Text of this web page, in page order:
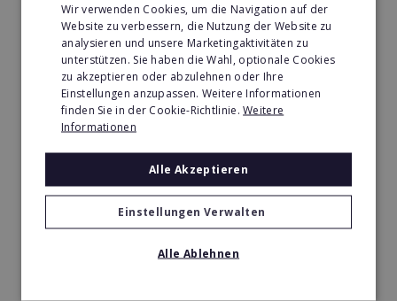
Tier- & Zoobedarf Franchise in Argentinien
Immobilien Franchise in Argentinien
Kinder & Erziehung Franchise in Argentinien
Kosmetik Franchise in Argentinien
Lebensmittel Franchise in Argentinien
Medien & Werbung Franchise in Argentinien
Möbel & Einrichtung Franchise in Argentinien
Nachhilfe & Weiterbildung Franchise in Argentinien
Wir verwenden Cookies, um die Navigation auf der
Website zu verbessern, die Nutzung der Website zu
analysieren und unsere Marketingaktivitäten zu
unterstützen. Sie haben die Wahl, optionale Cookies
zu akzeptieren oder abzulehnen oder Ihre
Einstellungen anzupassen. Weitere Informationen
finden Sie in der Cookie-Richtlinie.Weitere
Informationen
Alle Akzeptieren
Einstellungen Verwalten
Alle Ablehnen